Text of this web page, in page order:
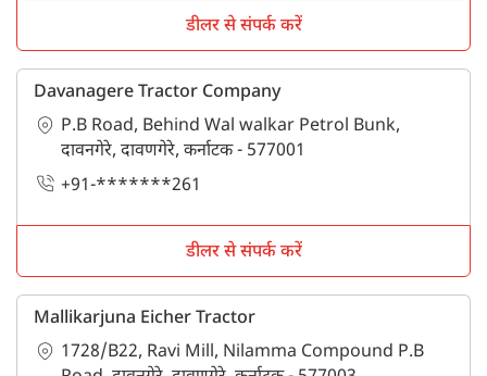
डीलर से संपर्क करें
Davanagere Tractor Company
P.B Road, Behind Wal walkar Petrol Bunk,
दावनगेरे, दावणगेरे, कर्नाटक - 577001
+91-*******261
डीलर से संपर्क करें
Mallikarjuna Eicher Tractor
1728/B22, Ravi Mill, Nilamma Compound P.B